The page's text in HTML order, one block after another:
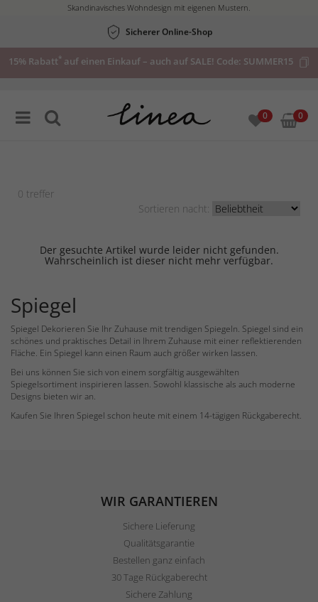
Skandinavisches Wohndesign mit eigenen Mustern.
Sicherer Online-Shop
15% Rabatt* auf einen Einkauf – auch auf SALE! Code: SUMMER15
0 0
0 treffer
Sortieren nacht:
Der gesuchte Artikel wurde leider nicht gefunden.
Wahrscheinlich ist dieser nicht mehr verfügbar.
Spiegel
Spiegel Dekorieren Sie Ihr Zuhause mit trendigen Spiegeln. Spiegel sind ein
schönes und praktisches Detail in Ihrem Zuhause mit einer reflektierenden
Fläche. Ein Spiegel kann einen Raum auch größer wirken lassen.
Bei uns können Sie sich von einem sorgfältig ausgewählten
Spiegelsortiment inspirieren lassen. Sowohl klassische als auch moderne
Designs bieten wir an.
Kaufen Sie Ihren Spiegel schon heute mit einem 14-tägigen Rückgaberecht.
WIR GARANTIEREN
Sichere Lieferung
Qualitätsgarantie
Bestellen ganz einfach
30 Tage Rückgaberecht
Sichere Zahlung